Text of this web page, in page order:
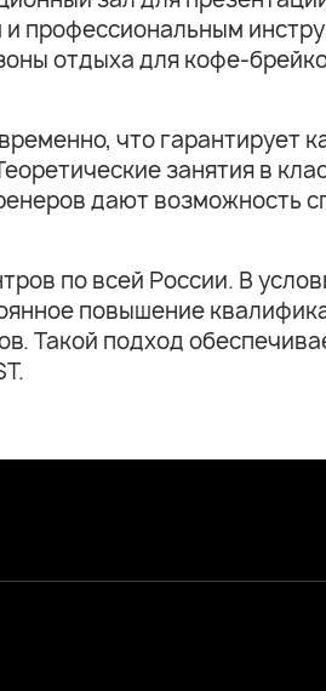
профессиональным
отдыха для кофе-
что гарантирует
занятия в
дают возможность
по всей России. В
повышение
Такой подход